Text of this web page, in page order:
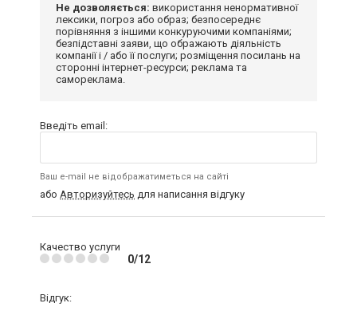
Не дозволяється: використання ненормативної
лексики, погроз або образ; безпосереднє
порівняння з іншими конкуруючими компаніями;
безпідставні заяви, що ображають діяльність
компанії і / або її послуги; розміщення посилань на
сторонні інтернет-ресурси; реклама та
самореклама.
Введіть email:
Ваш e-mail не відображатиметься на сайті
або Авторизуйтесь для написання відгуку
Качество услуги
0/12
Відгук: